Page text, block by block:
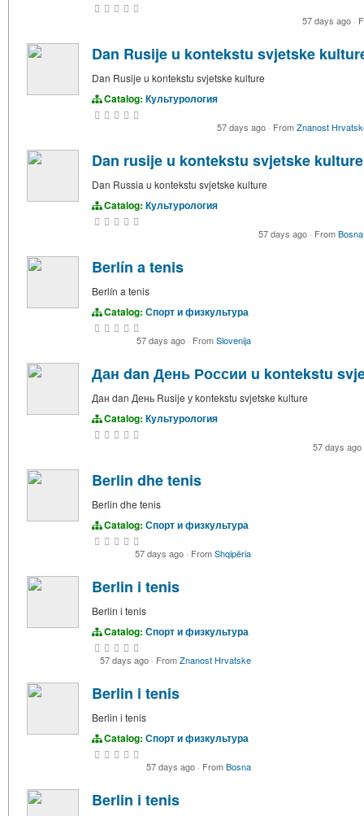
57 days ago ·
Dan Rusije u kontekstu svjetske
Dan Rusije u kontekstu svjetske kulture
Catalog: Культурология
57 days ago · FromZnanost
Dan rusije u kontekstu svjetske kulture
Dan Russia u kontekstu svjetske kulture
Catalog: Культурология
57 days ago · FromBosna
Berlín a tenis
Berlín a tenis
Catalog: Спорт и физкультура
57 days ago · FromSlovenija
Дан dan День России u kontekstu
Дан dan День Rusije у kontekstu svjetske kulture
Catalog: Культурология
57 days ago
Berlin dhe tenis
Berlin dhe tenis
Catalog: Спорт и физкультура
57 days ago · FromShqipëria
Berlin i tenis
Berlin i tenis
Catalog: Спорт и физкультура
57 days ago · FromZnanost Hrvatske
Berlin i tenis
Berlin i tenis
Catalog: Спорт и физкультура
57 days ago · FromBosna
Berlin i tenis